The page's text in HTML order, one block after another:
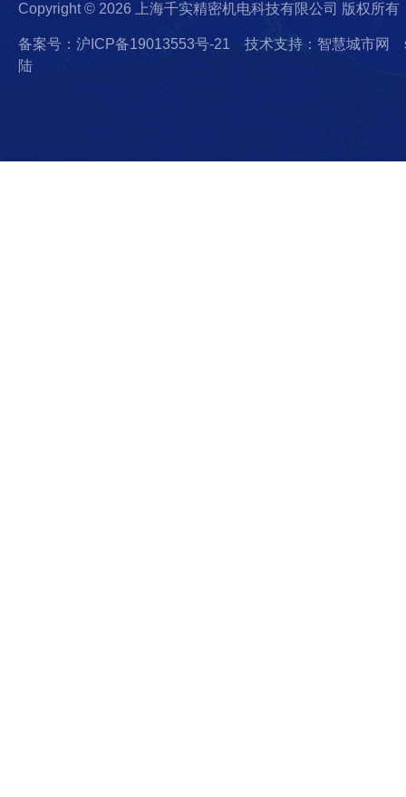
Copyright © 2026 上海千实精密机电科技有限公司 版权所有
备案号：沪ICP备19013553号-21 技术支持：智慧城市网
陆